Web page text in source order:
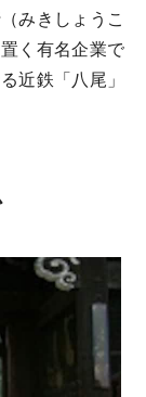
みきしょうこ
く有名企業で
近鉄「八尾」